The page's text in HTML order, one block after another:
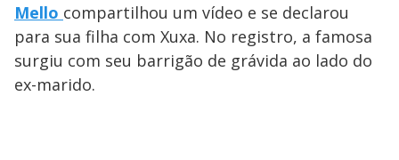
Mello compartilhou um vídeo e se declarou
para sua filha com Xuxa. No registro, a famosa
surgiu com seu barrigão de grávida ao lado do
ex-marido.